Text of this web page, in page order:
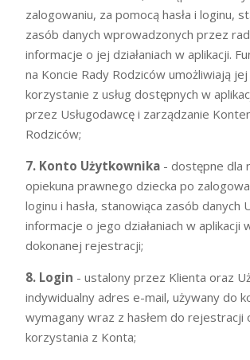
zalogowaniu, za pomocą hasła i loginu,
zasób danych wprowadzonych przez
informacje o jej działaniach w aplikacji.
na Koncie Rady Rodziców umożliwiają
korzystanie z usług dostępnych w
przez Usługodawcę i zarządzanie
Rodziców;
7. Konto Użytkownika - dostępne dla
opiekuna prawnego dziecka po
loginu i hasła, stanowiąca zasób danych
informacje o jego działaniach w aplikacji
dokonanej rejestracji;
8. Login - ustalony przez Klienta oraz
indywidualny adres e-mail, używany do
wymagany wraz z hasłem do rejestracji
korzystania z Konta;